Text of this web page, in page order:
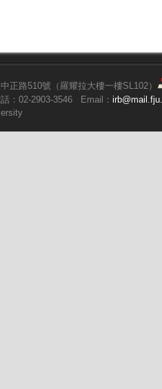
正路510號（羅耀拉大樓一樓SL102）
：02-2903-3546 Email：